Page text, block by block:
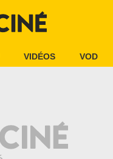
VIDÉOS VOD